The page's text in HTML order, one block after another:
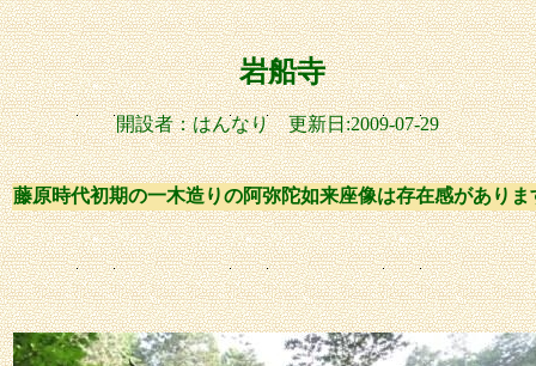
岩船寺
開設者：はんなり 更新日:2009-07-29
藤原時代初期の一木造りの阿弥陀如来座像は存在感がありま